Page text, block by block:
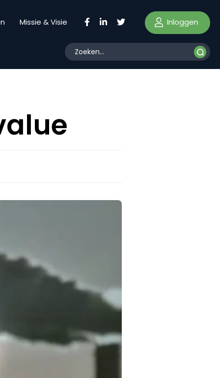
Missie & Visie Inloggen